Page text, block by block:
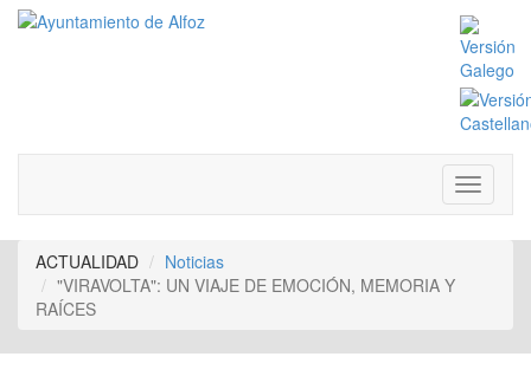
ACTUALIDAD
Noticias
"VIRAVOLTA": UN VIAJE DE EMOCIÓN, MEMORIA Y
RAÍCES